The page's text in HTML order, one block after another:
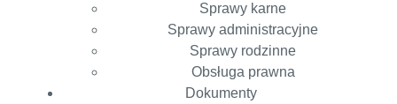
Sprawy karne
Sprawy administracyjne
Sprawy rodzinne
Obsługa prawna
Dokumenty